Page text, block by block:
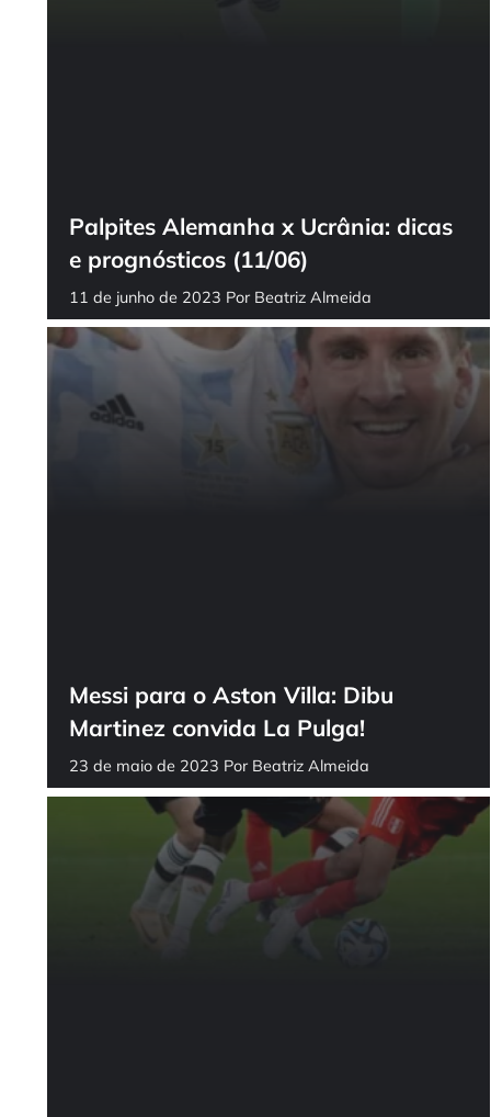
Palpites Alemanha x Ucrânia: dicas
e prognósticos (11/06)
11 de junho de 2023 Por Beatriz Almeida
Messi para o Aston Villa: Dibu
Martinez convida La Pulga!
23 de maio de 2023 Por Beatriz Almeida